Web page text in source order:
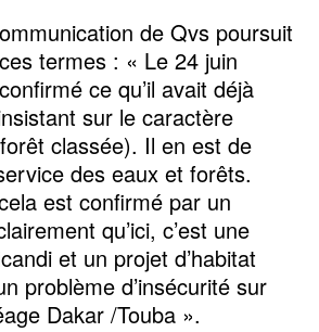
de Qvs poursuit
termes : « Le 24 juin
ce qu’il avait déjà
sur le caractère
classée). Il en est de
des eaux et forêts.
est confirmé par un
qu’ici, c’est une
et un projet d’habitat
problème d’insécurité sur
Dakar /Touba ».